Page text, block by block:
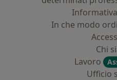
In che modo
Chi
Lavoro
Ufficio